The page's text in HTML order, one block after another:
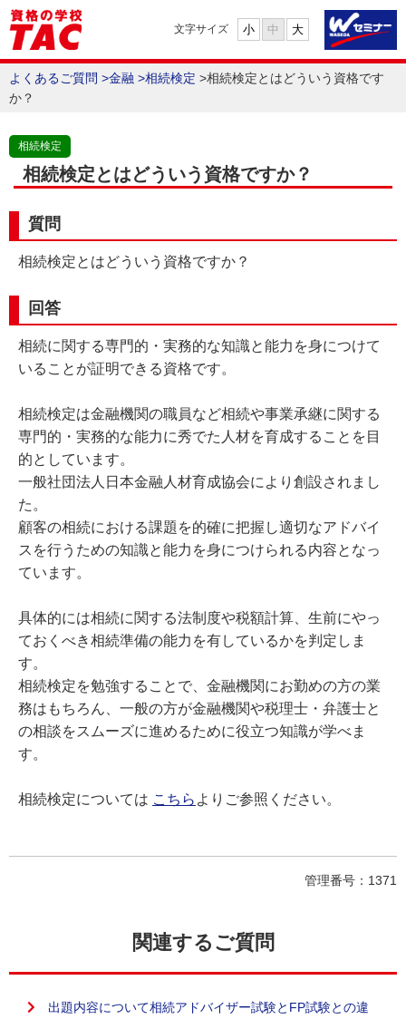
文字サイズ 小 中 大
よくあるご質問 >金融 >相続検定 >相続検定とはどういう資格です
か？
相続検定
相続検定とはどういう資格ですか？
質問
相続検定とはどういう資格ですか？
回答
相続に関する専門的・実務的な知識と能力を身につけて
いることが証明できる資格です。
相続検定は金融機関の職員など相続や事業承継に関する
専門的・実務的な能力に秀でた人材を育成することを目
的としています。
一般社団法人日本金融人材育成協会により創設されまし
た。
顧客の相続における課題を的確に把握し適切なアドバイ
スを行うための知識と能力を身につけられる内容となっ
ています。
具体的には相続に関する法制度や税額計算、生前にやっ
ておくべき相続準備の能力を有しているかを判定しま
す。
相続検定を勉強することで、金融機関にお勤めの方の業
務はもちろん、一般の方が金融機関や税理士・弁護士と
の相談をスムーズに進めるために役立つ知識が学べま
す。
相続検定については こちら よりご参照ください。
管理番号：1371
関連するご質問
出題内容について相続アドバイザー試験とFP試験との違